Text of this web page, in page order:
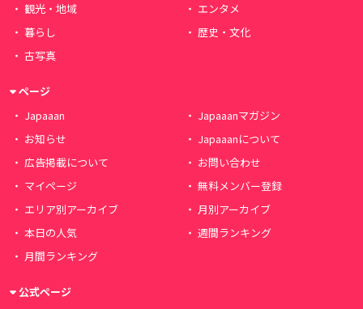
観光・地域
エンタメ
暮らし
歴史・文化
古写真
ページ
Japaaan
Japaaanマガジン
お知らせ
Japaaanについて
広告掲載について
お問い合わせ
マイページ
無料メンバー登録
エリア別アーカイブ
月別アーカイブ
本日の人気
週間ランキング
月間ランキング
公式ページ